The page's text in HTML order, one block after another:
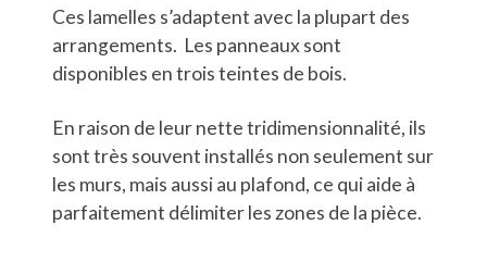
Ces lamelles s’adaptent avec la plupart des
arrangements. Les panneaux sont
disponibles en trois teintes de bois.
En raison de leur nette tridimensionnalité, ils
sont très souvent installés non seulement sur
les murs, mais aussi au plafond, ce qui aide à
parfaitement délimiter les zones de la pièce.